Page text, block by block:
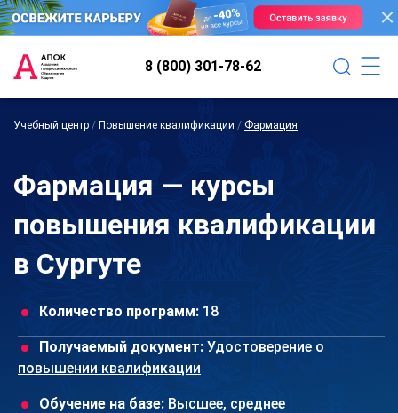
8 (800) 301-78-62
Учебный центр / Повышение квалификации / Фармация
Фармация — курсы
повышения квалификации
в Сургуте
Количество программ: 18
Получаемый документ: Удостоверение о
повышении квалификации
Обучение на базе: Высшее, среднее